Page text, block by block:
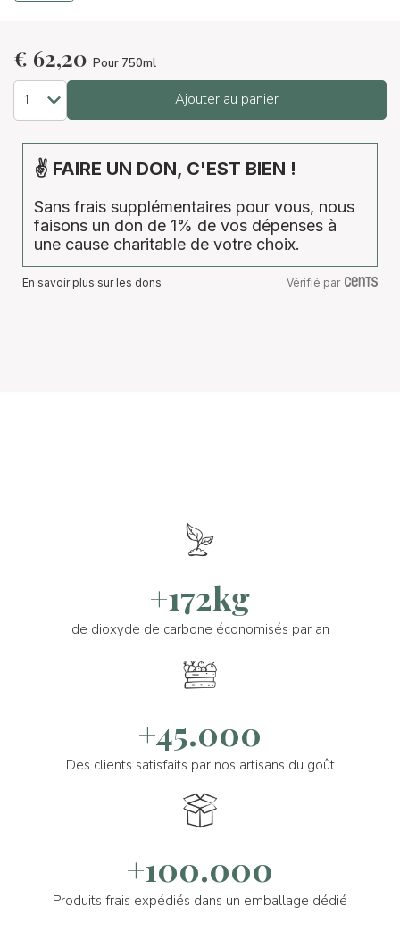
€ 62,20 Pour 750ml
Ajouter au panier
✌ FAIRE UN DON, C'EST BIEN !
Sans frais supplémentaires pour vous, nous
faisons un don de 1% de vos dépenses à
une cause charitable de votre choix.
En savoir plus sur les dons Vérifié par
+172kg
de dioxyde de carbone économisés par an
+45.000
Des clients satisfaits par nos artisans du goût
+100.000
Produits frais expédiés dans un emballage dédié